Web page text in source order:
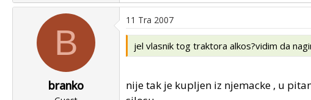
B
branko
11 Tra 2007
jel vlasnik tog traktora alkos?vidim da
nije tak je kupljen iz njemacke , u